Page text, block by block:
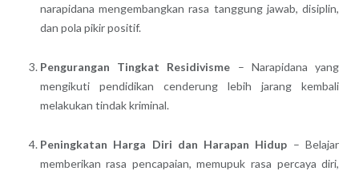
narapidana mengembangkan rasa tanggung jawab, disiplin,
dan pola pikir positif.
Pengurangan Tingkat Residivisme – Narapidana yang
mengikuti pendidikan cenderung lebih jarang kembali
melakukan tindak kriminal.
Peningkatan Harga Diri dan Harapan Hidup – Belajar
memberikan rasa pencapaian, memupuk rasa percaya diri,